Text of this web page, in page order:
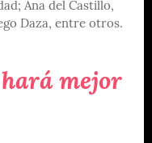
Ana del Castillo,
Daza, entre otros.
mejor